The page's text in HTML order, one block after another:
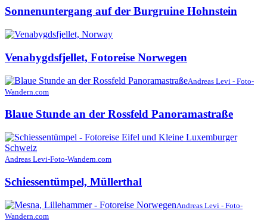
Sonnenuntergang auf der Burgruine Hohnstein
Venabygdsfjellet, Fotoreise Norwegen
Andreas Levi - Foto-
Wandern.com
Blaue Stunde an der Rossfeld Panoramastraße
Andreas Levi-Foto-Wandern.com
Schiessentümpel, Müllerthal
Andreas Levi - Foto-
Wandern.com